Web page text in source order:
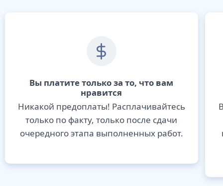
Вы платите только за то, что вам
нравится
Никакой предоплаты! Расплачивайтесь
только по факту, только после сдачи
очередного этапа выполненных работ.